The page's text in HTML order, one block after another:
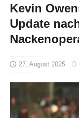
Kevin
Update
27. August 2025